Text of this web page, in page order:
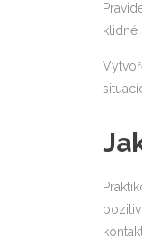
klidné